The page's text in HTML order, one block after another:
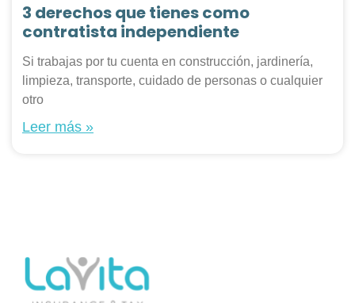
3 derechos que tienes como
contratista independiente
Si trabajas por tu cuenta en construcción, jardinería,
limpieza, transporte, cuidado de personas o cualquier
otro
Leer más »